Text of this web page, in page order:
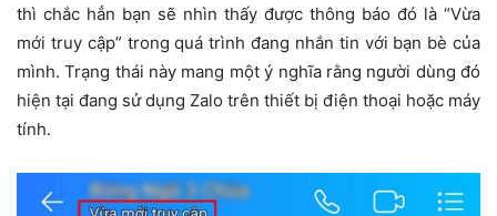
thì chắc hẳn bạn sẽ nhìn thấy được thông báo đó là “Vừa
mới truy cập” trong quá trình đang nhắn tin với bạn bè của
mình. Trạng thái này mang một ý nghĩa rằng người dùng đó
hiện tại đang sử dụng Zalo trên thiết bị điện thoại hoặc máy
tính.